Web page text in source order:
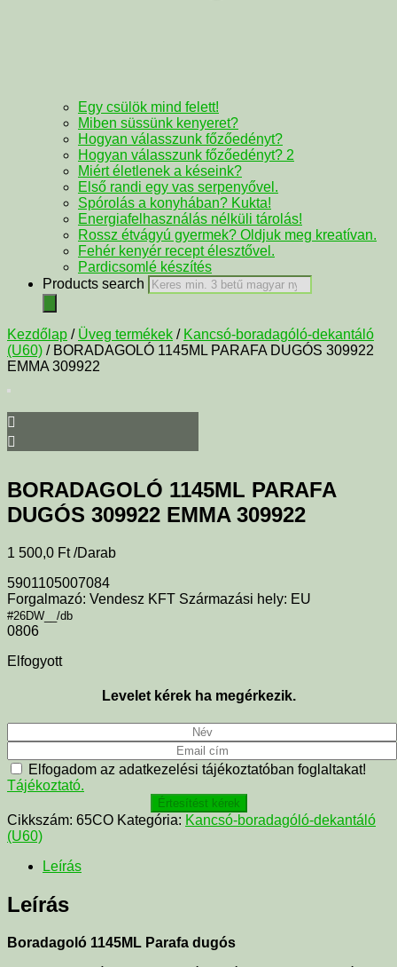
Egy csülök mind felett!
Miben süssünk kenyeret?
Hogyan válasszunk főzőedényt?
Hogyan válasszunk főzőedényt? 2
Miért életlenek a késeink?
Első randi egy vas serpenyővel.
Spórolás a konyhában? Kukta!
Energiafelhasználás nélküli tárolás!
Rossz étvágyú gyermek? Oldjuk meg kreatívan.
Fehér kenyér recept élesztővel.
Pardicsomlé készítés
Products search
Kezdőlap / Üveg termékek / Kancsó-boradagóló-dekantáló
(U60) / BORADAGOLÓ 1145ML PARAFA DUGÓS 309922
EMMA 309922
BORADAGOLÓ 1145ML PARAFA
DUGÓS 309922 EMMA 309922
1 500,0 Ft /Darab
5901105007084
Forgalmazó: Vendesz KFT Származási hely: EU
#26DW__/db
0806
Elfogyott
Levelet kérek ha megérkezik.
Elfogadom az adatkezelési tájékoztatóban foglaltakat!
Tájékoztató.
Értesítést kérek
Cikkszám: 65CO Kategória: Kancsó-boradagóló-dekantáló
(U60)
Leírás
Leírás
Boradagoló 1145ML Parafa dugós